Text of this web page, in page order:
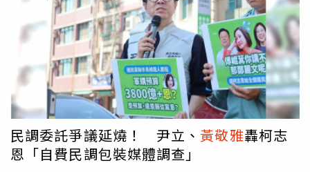
矛盾。他強調，高雄需要的是願意與市民一起努力、共同推
進城市進步的人，而不是當初潑冷水、現在急著分享成果的
人。
唱，甚至透過行政手段施壓，導致這個深受年輕世代支持、
極具高雄代表性的音樂祭一度停辦。她批評，國民黨過去將
大港開唱視為洪水猛獸，如今看到高雄在市長陳其邁推動
下，演唱會經濟成績亮眼、大港開唱年年秒殺，卻又急著搶
搭順風車，甚至提出擴大規模等主張，令人質疑根本是選舉
操作。市議員參選人尹立則指出，高雄發展演唱會產業並非
一蹴可幾，而是歷經多年累積。從世運主場館落成、舉辦世
界運動會，到五月天等大型演唱會進駐，歷任市府團隊與音
樂產業長期合作，一步步建立起高雄作為演唱會城市的品牌
形象。他表示，無論是前市長陳菊積極參與音樂活動，還是
民調委託爭議延燒！ 尹立、 黃敬雅轟柯志
恩「自費民調包裝媒體調查」